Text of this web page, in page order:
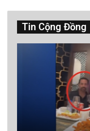
Tin Cộng Đồng